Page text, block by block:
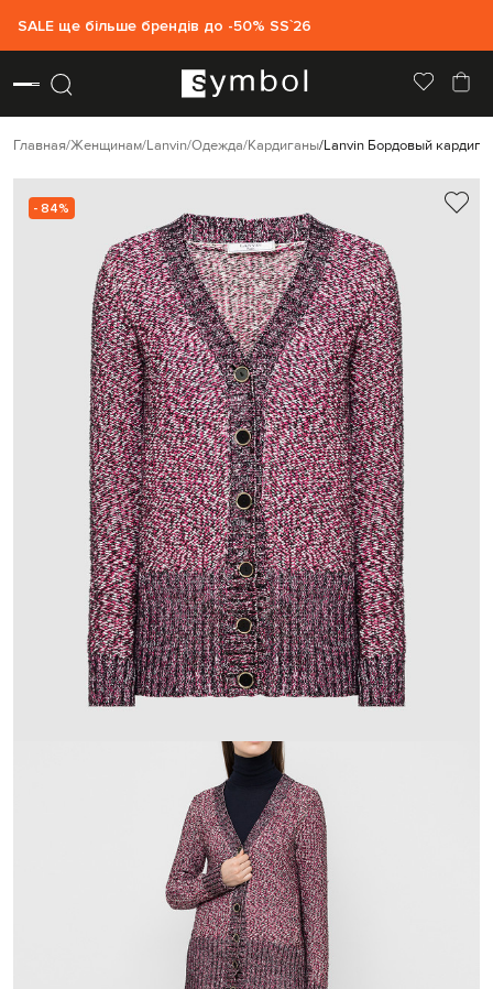
SALE ще більше брендів до -50% SS`26
Главная Женщинам Lanvin Одежда Кардиганы Lanvin Бордовый
- 84%